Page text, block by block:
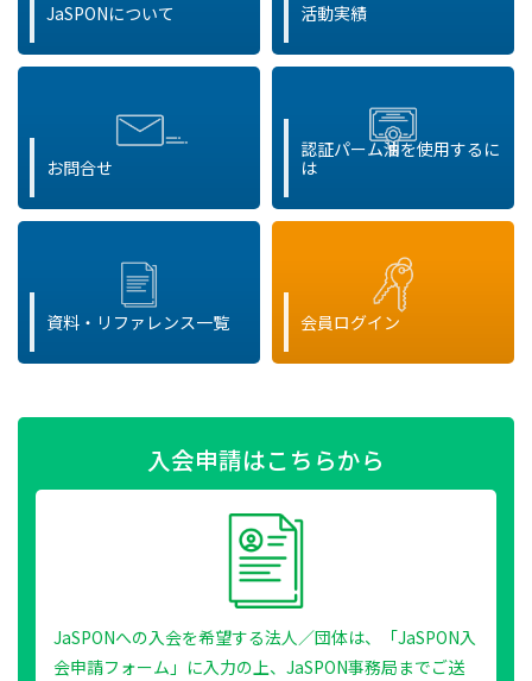
JaSPONについて 活動実績
お問合せ
認証パーム油を使用するに
は
資料・リファレンス一覧 会員ログイン
入会申請はこちらから
JaSPONへの入会を希望する法人／団体は、「JaSPON入
会申請フォーム」に入力の上、JaSPON事務局までご送